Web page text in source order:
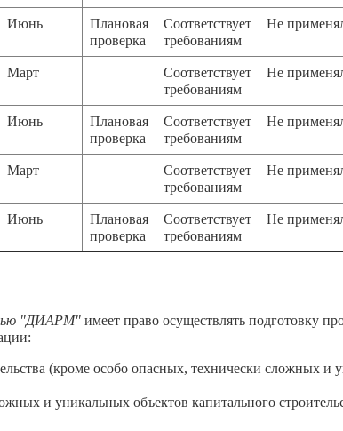
Июнь
Плановая
проверка
Соответствует
требованиям
Не
Март
Соответствует
требованиям
Не
Июнь
Плановая
проверка
Соответствует
требованиям
Не
Март
Соответствует
требованиям
Не
Июнь
Плановая
проверка
Соответствует
требованиям
Не
"ДИАРМ" имеет право осуществлять подготовку
(кроме особо опасных, технически сложных и
и уникальных объектов капитального